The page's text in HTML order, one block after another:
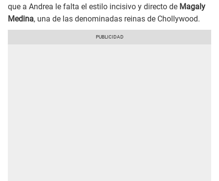
que a Andrea le falta el estilo incisivo y directo de Magaly
Medina, una de las denominadas reinas de Chollywood.